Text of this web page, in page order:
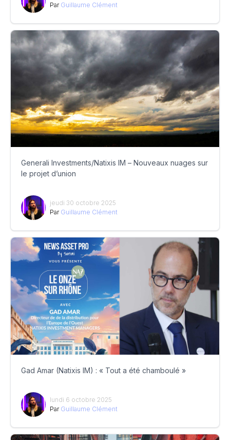
Par Guillaume Clément
Generali Investments/Natixis IM – Nouveaux nuages sur
le projet d’union
jeudi 30 octobre 2025
Par Guillaume Clément
Gad Amar (Natixis IM) : « Tout a été chamboulé »
lundi 6 octobre 2025
Par Guillaume Clément